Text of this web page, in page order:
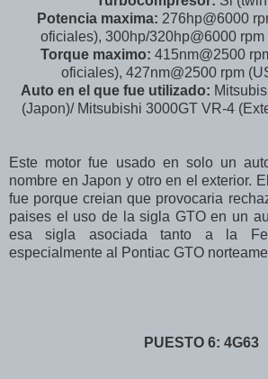
Potencia maxima: 276hp@6000
oficiales), 300hp/320hp@6000
Torque maximo: 415nm@2500
oficiales), 427nm@2500 rpm
Auto en el que fue utilizado:
(Japon)/ Mitsubishi 3000GT VR-4
Este motor fue usado en solo un
nombre en Japon y otro en el exterior.
fue porque creian que provocaria
paises el uso de la sigla GTO en un
esa sigla asociada tanto a la
especialmente al Pontiac GTO
PUESTO 6: 4G63